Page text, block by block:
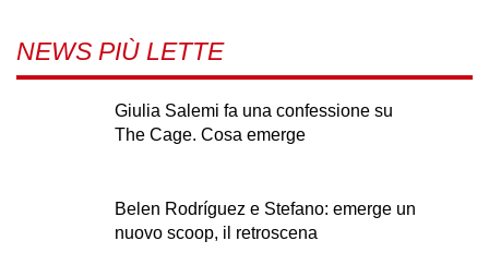
NEWS PIÙ LETTE
Giulia Salemi fa una confessione su
The Cage. Cosa emerge
Belen Rodríguez e Stefano: emerge un
nuovo scoop, il retroscena